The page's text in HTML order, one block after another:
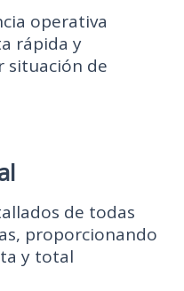
operativa
rápida y
situación de
de todas
proporcionando
y total